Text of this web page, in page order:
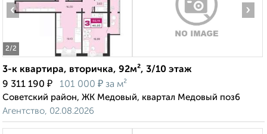
2/2
‹ ›
3-к квартира, вторичка, 92м², 3/10 этаж
9 311 190 ₽ 101 000 ₽ за м²
Советский район, ЖК Медовый, квартал Медовый поз6
Агентство, 02.08.2026